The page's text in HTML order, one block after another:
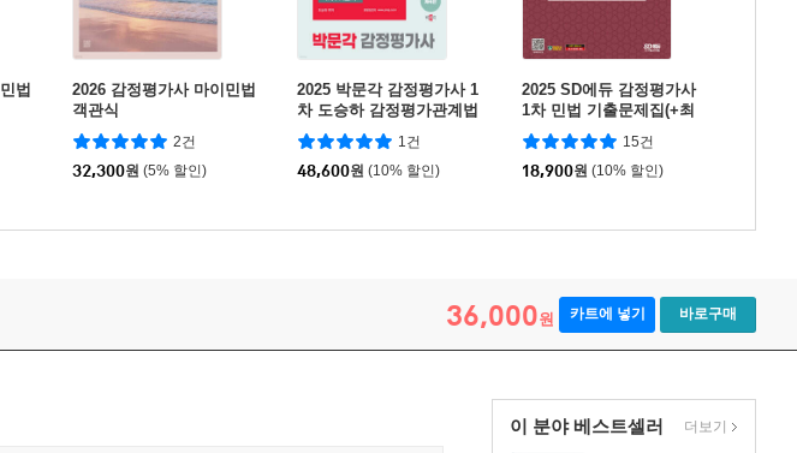
법
2026 감정평가사 마이민법
객관식
2건
32,300원 (5% 할인)
2025 박문각 감정평가사 1
차 도승하 감정평가관계법
규 기본서
1건
48,600원 (10% 할인)
2025 SD에듀 감정평가사
1차 민법 기출문제집(+최
종모의고사)
15건
18,900원 (10% 할인)
36,000원 카트에 넣기 바로구매
이 분야 베스트셀러 더보기